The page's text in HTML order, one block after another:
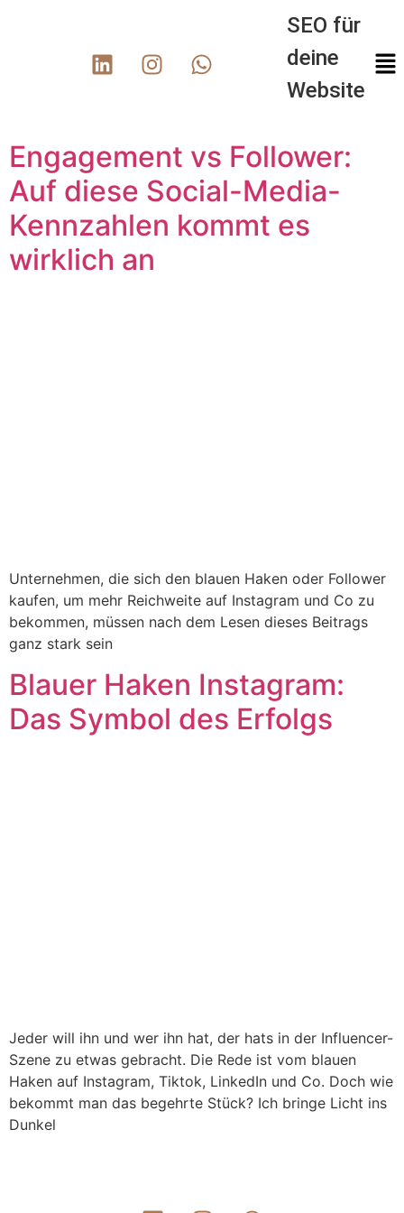
SEO für
deine
Website
Engagement vs Follower:
Auf diese Social-Media-
Kennzahlen kommt es
wirklich an
Unternehmen, die sich den blauen Haken oder Follower
kaufen, um mehr Reichweite auf Instagram und Co zu
bekommen, müssen nach dem Lesen dieses Beitrags
ganz stark sein
Blauer Haken Instagram:
Das Symbol des Erfolgs
Jeder will ihn und wer ihn hat, der hats in der Influencer-
Szene zu etwas gebracht. Die Rede ist vom blauen
Haken auf Instagram, Tiktok, LinkedIn und Co. Doch wie
bekommt man das begehrte Stück? Ich bringe Licht ins
Dunkel